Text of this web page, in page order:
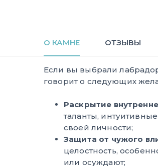
О КАМНЕ ОТЗЫВЫ
Если вы выбрали
говорит о следующих
Раскрытие
таланты,
своей личности;
Защита от чужого
целостность,
или осуждают;